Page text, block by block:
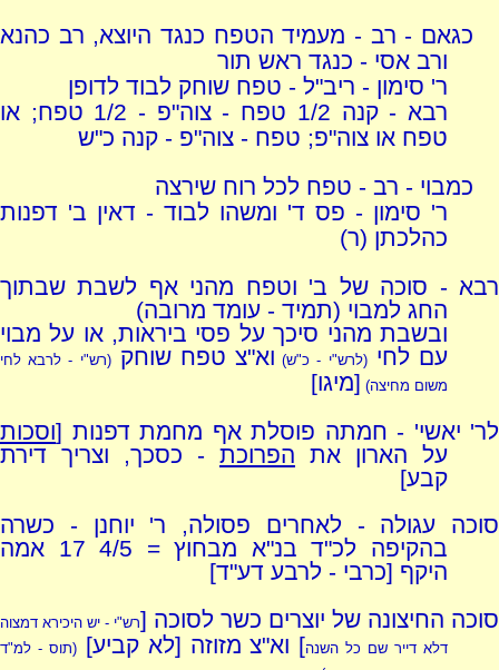
כגאם - רב - מעמיד הטפח כנגד היוצא, רב כהנא
ורב אסי - כנגד ראש תור
ר' סימון - ריב"ל - טפח שוחק לבוד לדופן
רבא - קנה 1/2 טפח - צוה"פ - 1/2 טפח; או
טפח או צוה"פ; טפח - צוה"פ - קנה כ"ש
כמבוי - רב - טפח לכל רוח שירצה
ר' סימון - פס ד' ומשהו לבוד - דאין ב' דפנות
כהלכתן (ר)
רבא - סוכה של ב' וטפח מהני אף לשבת שבתוך
החג למבוי (תמיד - עומד מרובה)
ובשבת מהני סיכך על פסי ביראות, או על מבוי
עם לחי(לרש"י - כ"ש) וא"צ טפח שוחק(רש"י - לרבא לחי
משום מחיצה) [מיגו]
לר' יאשי' - חמתה פוסלת אף מחמת דפנות [וסכות
על הארון את הפרוכת - כסכך, וצריך דירת
קבע]
סוכה עגולה - לאחרים פסולה, ר' יוחנן - כשרה
בהקיפה לכ"ד בנ"א מבחוץ = 4/5 17 אמה
היקף [כרבי - לרבע דע"ד]
סוכה החיצונה של יוצרים כשר לסוכה [רש"י - יש היכירא דמצוה
דלא דייר שם כל השנה] וא"צ מזוזה [לא קביע](תוס - למ"ד